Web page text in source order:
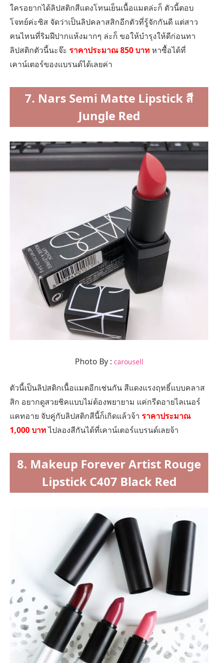
ใครอยากได้ลิปสติกสีแดงโทนเย็นเนื้อแมตล่ะก็ ตัวนี้ตอบ
โจทย์ค่ะซิส จัดว่าเป็นลิปคลาสสิกอีกตัวที่รู้จักกันดี แต่สาว
คนไหนที่ริมฝีปากแห้งมากๆ ล่ะก็ ขอให้บำรุงให้ดีก่อนทา
ลิปสติกตัวนี้นะจ๊ะ ราคาประมาณ 850 บาทหาซื้อได้ที่
เคาน์เตอร์ของแบรนด์ได้เลยค่า
7. Nars Semi Matte Lipstick สี
Jungle Red
Photo By : carousell
ตัวนี้เป็นลิปสติกเนื้อแมตอีกเช่นกัน สีแดงแรงฤทธิ์แบบคลาส
สิก อยากดูสวยชิคแบบไม่ต้องพยายาม แค่กรีดอายไลเนอร์
แคทอาย จับคู่กับลิปสติกสีนี้ก็เกิดแล้วจ้า ราคาประมาณ
1,000 บาทไปลองสีกันได้ที่เคาน์เตอร์แบรนด์เลยจ้า
8. Makeup Forever Artist Rouge
Lipstick C407 Black Red